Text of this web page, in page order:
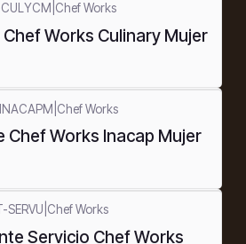
Chef Works
Works Culinary Mujer
Chef Works
Chef Works Inacap Mujer
SERVU Chef Works
Servicio Chef Works